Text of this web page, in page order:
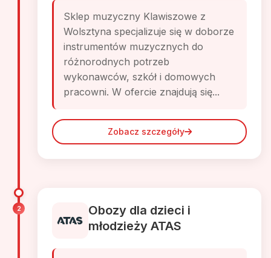
Sklep muzyczny Klawiszowe z
Wolsztyna specjalizuje się w doborze
instrumentów muzycznych do
różnorodnych potrzeb
wykonawców, szkół i domowych
pracowni. W ofercie znajdują się...
Zobacz szczegóły
2
Obozy dla dzieci i
młodzieży ATAS